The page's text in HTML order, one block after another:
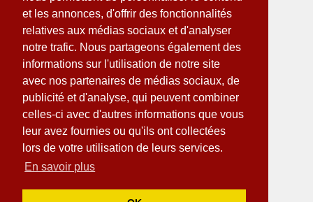
et les annonces, d'offrir des fonctionnalités
relatives aux médias sociaux et d'analyser
notre trafic. Nous partageons également des
informations sur l'utilisation de notre site
avec nos partenaires de médias sociaux, de
publicité et d'analyse, qui peuvent combiner
celles-ci avec d'autres informations que vous
leur avez fournies ou qu'ils ont collectées
lors de votre utilisation de leurs services.
En savoir plus